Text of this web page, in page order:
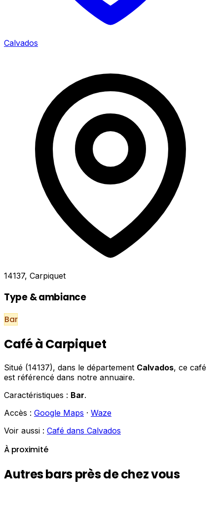
Calvados
14137, Carpiquet
Type & ambiance
Bar
Café à Carpiquet
Situé (14137), dans le département Calvados, ce café
est référencé dans notre annuaire.
Caractéristiques : Bar.
Accès : Google Maps · Waze
Voir aussi : Café dans Calvados
À proximité
Autres bars près de chez vous